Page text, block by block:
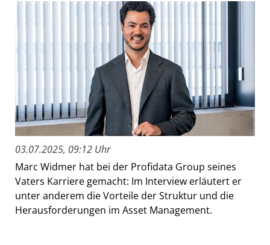
03.07.2025, 09:12 Uhr
Marc Widmer hat bei der Profidata Group seines
Vaters Karriere gemacht: Im Interview erläutert er
unter anderem die Vorteile der Struktur und die
Herausforderungen im Asset Management.